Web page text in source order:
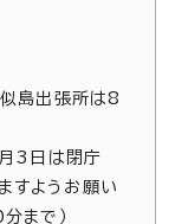
島出張所は8
3日は閉庁
すようお願い
まで）